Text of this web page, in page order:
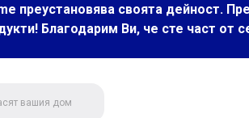
преустановява своята дейност.
Благодарим Ви, че сте част от